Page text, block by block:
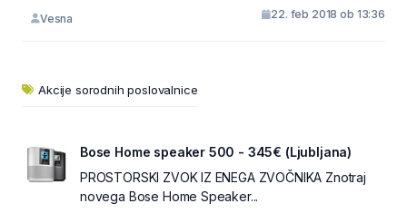
Vesna 22. feb 2018 ob 13:36
Akcije sorodnih poslovalnice
Bose Home speaker 500 - 345€ (Ljubljana)
PROSTORSKI ZVOK IZ ENEGA ZVOČNIKA Znotraj
novega Bose Home Speaker...